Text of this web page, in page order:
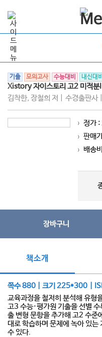
기출 모의고사 수능대비 내신대비
Xistory 자이스토리 고2 미적
김착한, 장철희 저 | 수경출판
> 정가 :
> 판매
> 배송
장바구니
책소개
쪽수 880 | 크기 225*300 |
교육과정을 철저히 분석해 유형
고3 수능·평가원 기출을 선별
출 변형 문항을 추가해 고2 수준
대로 학습하며 문제에 녹아 있
수 있다.